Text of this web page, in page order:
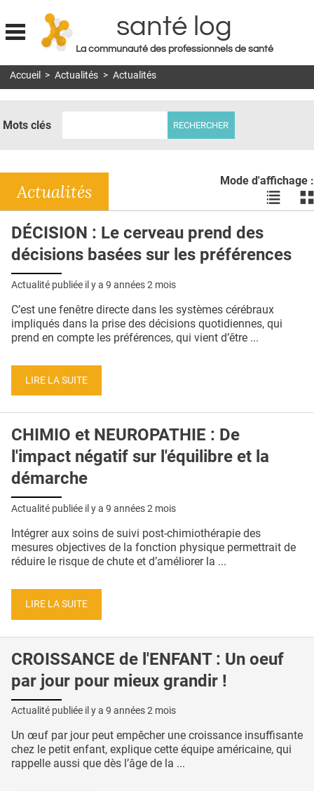
Jump to navigation
santé log
La communauté des professionnels de santé
MON COMPTE
DOSSIERS
RÉSEAUX
E-REVUE SAD
QUI SOMMES-NOUS ?
CONDITIONS GÉNÉRALES
CRÉDITS
Accueil > Actualités > Actualités
Mots clés
Mode d'affichage :
Voir
les
liste
les
Actualités
DÉCISION : Le cerveau prend des
décisions basées sur les préférences
Actualité publiée il y a 9 années 2 mois
C’est une fenêtre directe dans les systèmes cérébraux
impliqués dans la prise des décisions quotidiennes, qui
prend en compte les préférences, qui vient d’être ...
LIRE LA SUITE
CHIMIO et NEUROPATHIE : De
l'impact négatif sur l'équilibre et la
démarche
Actualité publiée il y a 9 années 2 mois
Intégrer aux soins de suivi post-chimiothérapie des
mesures objectives de la fonction physique permettrait de
réduire le risque de chute et d’améliorer la ...
LIRE LA SUITE
CROISSANCE de l'ENFANT : Un oeuf
par jour pour mieux grandir !
Actualité publiée il y a 9 années 2 mois
Un œuf par jour peut empêcher une croissance insuffisante
chez le petit enfant, explique cette équipe américaine, qui
rappelle aussi que dès l’âge de la ...